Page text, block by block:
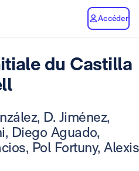
Accéder
du Castilla
D. Jiménez,
Diego Aguado,
Pol Fortuny, Alexis